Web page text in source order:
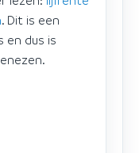
. Dit is een
en dus is